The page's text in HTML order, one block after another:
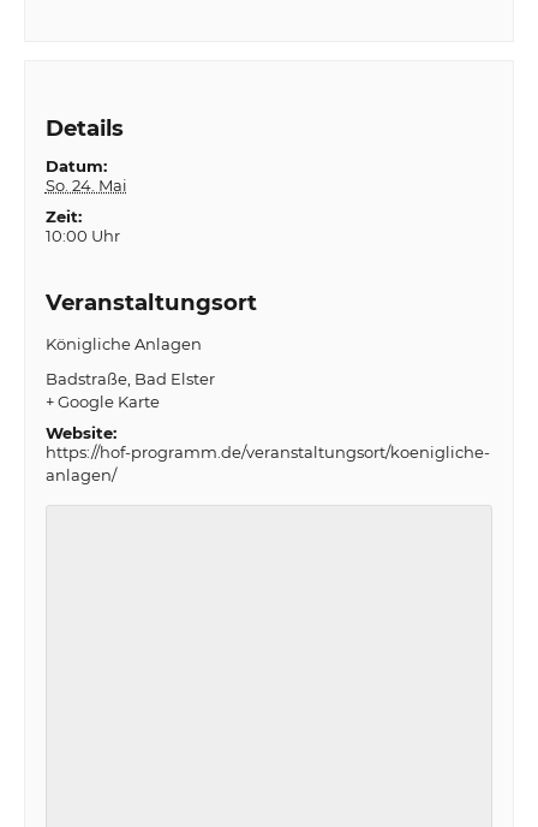
Details
Datum:
So. 24. Mai
Zeit:
10:00 Uhr
Veranstaltungsort
Königliche Anlagen
Badstraße Bad Elster
+ Google Karte
Website:
https://hof-programm.de/veranstaltungsort/koenigliche-
anlagen/